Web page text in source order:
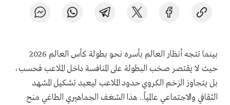
بينما تتجه أنظار العالم بأسره نحو بطولة كأس العالم 2026
حيث لا يقتصر صخب البطولة على المنافسة داخل الملاعب فحسب،
بل يتجاوز الزخم الكروي حدود الملاعب ليعيد تشكيل المشهد
الثقافي والاجتماعي عالمياً.. هذا الشغف الجماهيري الطاغي منح